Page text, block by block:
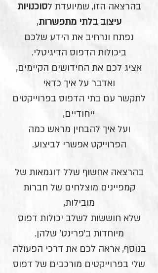
בהרצאה הזו, שמיועדת לסוכנויות
עיצוב בלתי מתפשרות,
נפתח ונרחיב את הידע שלכם
ביכולות הדפוס הדיגיטלי.
אציג לכם את החידושים הקיימים,
ואדבר על איך כדאי
לתקשר עם בתי הדפוס בפרוייקטים
ייחודיים,
ועל איך להבחין מראש כמה
הפרוייקט אפשרי לביצוע.
בהרצאה אחשוף שלל דוגמאות של
קמפיינים מוצלחים של חברות
מובילות,
שלא חוששות לשלב יכולות דפוס
מיוחדות ב׳פרינט׳ שלהן.
בנוסף, אראה לכם את דרכי הפעולה
שלי בפרוייקטים מורכבים של דפוס